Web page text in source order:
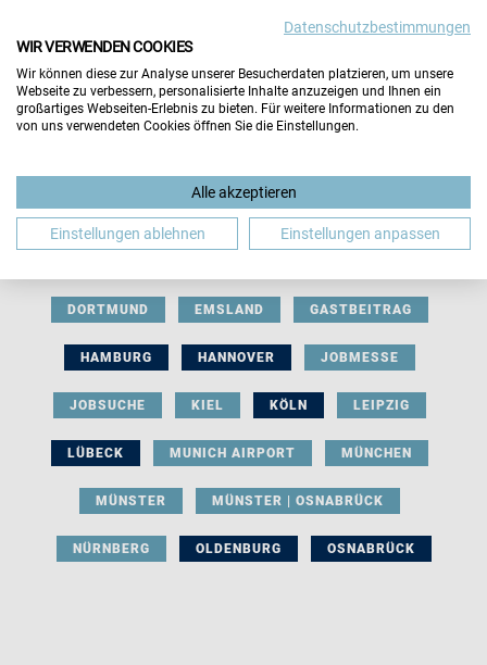
BERUFLICHE ORIENTIERUNG BEWERBUNG
DORTMUND EMSLAND GASTBEITRAG
HAMBURG HANNOVER JOBMESSE
JOBSUCHE KIEL KÖLN LEIPZIG
LÜBECK MUNICH AIRPORT MÜNCHEN
MÜNSTER MÜNSTER | OSNABRÜCK
NÜRNBERG OLDENBURG OSNABRÜCK
Datenschutzbestimmungen
WIR VERWENDEN COOKIES
Wir können diese zur Analyse unserer Besucherdaten platzieren, um unsere
Webseite zu verbessern, personalisierte Inhalte anzuzeigen und Ihnen ein
großartiges Webseiten-Erlebnis zu bieten. Für weitere Informationen zu den
von uns verwendeten Cookies öffnen Sie die Einstellungen.
Alle akzeptieren
Einstellungen ablehnen Einstellungen anpassen